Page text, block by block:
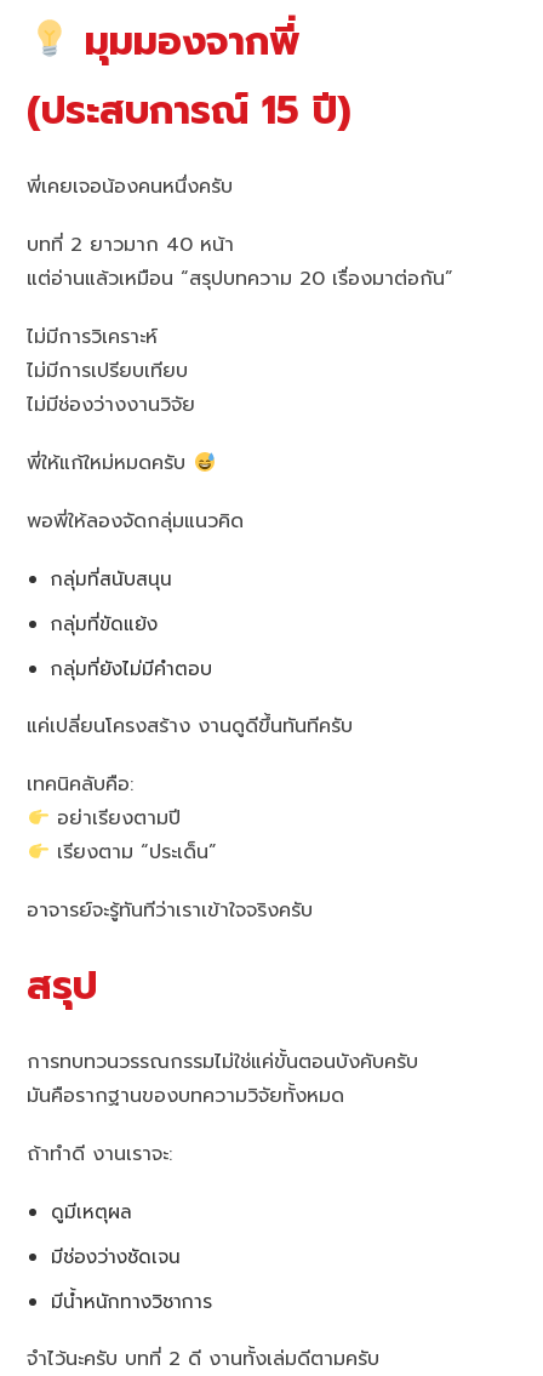
มุมมองจากพี่
(ประสบการณ์ 15 ปี)
พี่เคยเจอน้องคนหนึ่งครับ
บทที่ 2 ยาวมาก 40 หน้า
แต่อ่านแล้วเหมือน “สรุปบทความ 20 เรื่องมาต่อกัน”
ไม่มีการวิเคราะห์
ไม่มีการเปรียบเทียบ
ไม่มีช่องว่างงานวิจัย
พี่ให้แก้ใหม่หมดครับ
พอพี่ให้ลองจัดกลุ่มแนวคิด
กลุ่มที่สนับสนุน
กลุ่มที่ขัดแย้ง
กลุ่มที่ยังไม่มีคำตอบ
แค่เปลี่ยนโครงสร้าง งานดูดีขึ้นทันทีครับ
เทคนิคลับคือ:
อย่าเรียงตามปี
เรียงตาม “ประเด็น”
อาจารย์จะรู้ทันทีว่าเราเข้าใจจริงครับ
สรุป
การทบทวนวรรณกรรมไม่ใช่แค่ขั้นตอนบังคับครับ
มันคือรากฐานของบทความวิจัยทั้งหมด
ถ้าทำดี งานเราจะ:
ดูมีเหตุผล
มีช่องว่างชัดเจน
มีน้ำหนักทางวิชาการ
จำไว้นะครับ บทที่ 2 ดี งานทั้งเล่มดีตามครับ